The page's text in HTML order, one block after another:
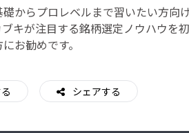
人気のコミュニティ 新着のコ
発 フード・飲食店
からプロレベルまで習いたい方
キが注目する銘柄選定ノウハウを
お勧めです。
シェアする